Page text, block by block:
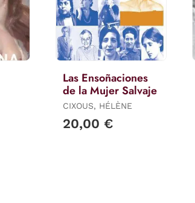
Las Ensoñaciones
de la Mujer Salvaje
CIXOUS, HÉLÈNE
20,00 €